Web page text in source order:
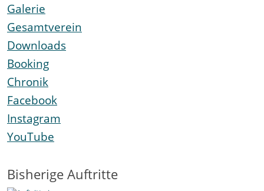
Galerie
Gesamtverein
Downloads
Booking
Chronik
Facebook
Instagram
YouTube
Bisherige Auftritte